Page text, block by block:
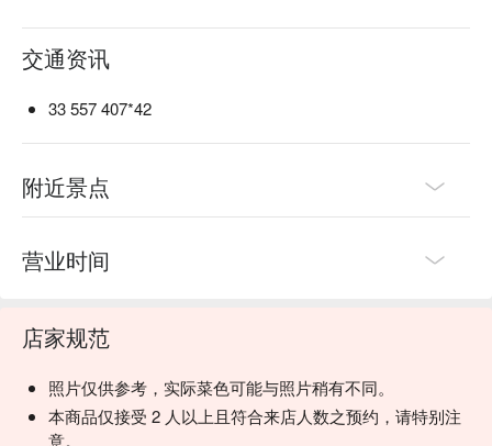
交通资讯
33 557 407*42
附近景点
营业时间
店家规范
照片仅供参考，实际菜色可能与照片稍有不同。
本商品仅接受 2 人以上且符合来店人数之预约，请特别注
意。